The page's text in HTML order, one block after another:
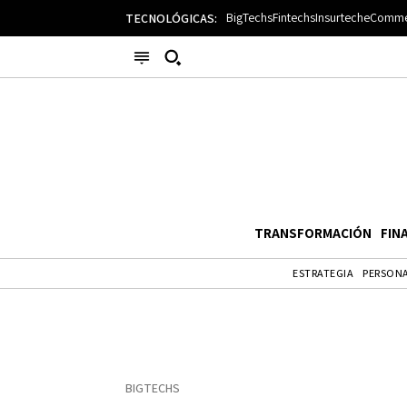
Busque su consulta
IA
TECNOLÓGICAS: BigTechsFintechsInsurtech
TRANSFORMACIÓN
ESTRATEGIA
BIGTECHS